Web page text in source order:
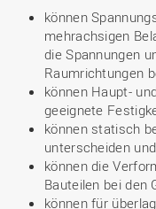
können
mehrachsigen
die Spannungen
Raumrichtungen
können Haupt-
geeignete
können statisch
unterscheiden
können die
Bauteilen bei den
können für